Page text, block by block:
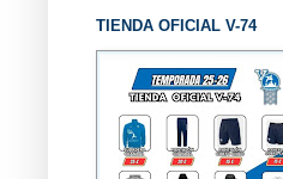
TIENDA OFICIAL V-74